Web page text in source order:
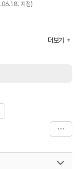
지정)
더보기